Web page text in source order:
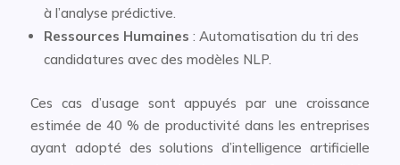
à l’analyse prédictive.
Ressources Humaines : Automatisation du tri des
candidatures avec des modèles NLP.
Ces cas d’usage sont appuyés par une croissance
estimée de 40 % de productivité dans les entreprises
ayant adopté des solutions d’intelligence artificielle